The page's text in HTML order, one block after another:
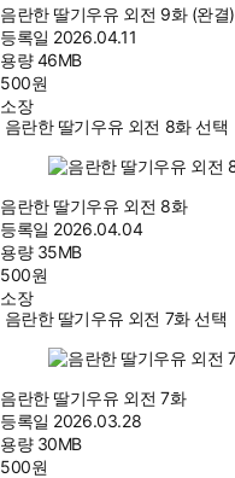
음란한 딸기우유 외전 9화 (완결)
등록일 2026.04.11
용량46MB
500원
소장
음란한 딸기우유 외전 8화 선택
음란한 딸기우유 외전 8화
등록일 2026.04.04
용량 35MB
500원
소장
음란한 딸기우유 외전 7화 선택
음란한 딸기우유 외전 7화
등록일 2026.03.28
용량 30MB
500원